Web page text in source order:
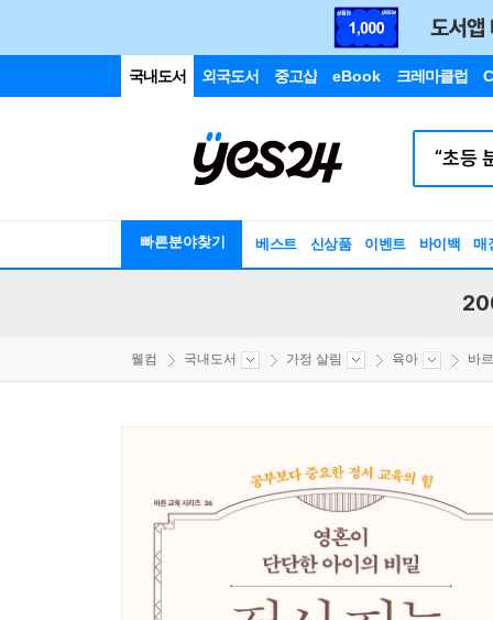
국내도서 외국도서 중고샵 eBook 크레마클럽
빠른분야찾기 베스트 신상품 이벤트 바이백 매
웰컴 국내도서 가정 살림 육아 바